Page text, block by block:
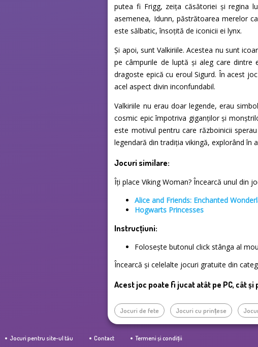
putea fi Frigg, zeița căsătoriei și regina
asemenea, Idunn, păstrătoarea merelor
este sălbatic, însoțită de iconicii ei lynx.
Și apoi, sunt Valkiriile. Acestea nu sunt
pe câmpurile de luptă și aleg care dintre
dragoste epică cu eroul Sigurd. În acest
acel aspect divin inconfundabil.
Valkiriile nu erau doar legende, erau
cosmic epic împotriva giganților și
este motivul pentru care războinicii
legendară din tradiția vikingă, explorând în
Jocuri similare:
Îți place Viking Woman? Încearcă unul din
Alice and Friends: Enchanted
Hogwarts Princesses
Instrucțiuni:
Folosește butonul click stânga al
Încearcă și celelalte jocuri gratuite din
Acest joc poate fi jucat atât pe PC, cât
Jocuri de fete Jocuri cu prințese
Jocuri pentru site-ul tău Contact Termeni și condiții